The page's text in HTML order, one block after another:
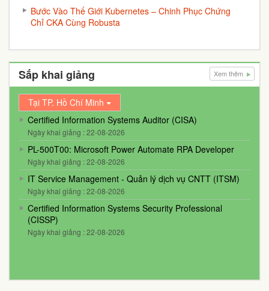
Bước Vào Thế Giới Kubernetes – Chinh Phục Chứng
Chỉ CKA Cùng Robusta
Sắp khai giảng Xem thêm
Tại TP. Hồ Chí Minh
Certified Information Systems Auditor (CISA)
Ngày khai giảng : 22-08-2026
PL-500T00: Microsoft Power Automate RPA Developer
Ngày khai giảng : 22-08-2026
IT Service Management - Quản lý dịch vụ CNTT (ITSM)
Ngày khai giảng : 22-08-2026
Certified Information Systems Security Professional
(CISSP)
Ngày khai giảng : 22-08-2026